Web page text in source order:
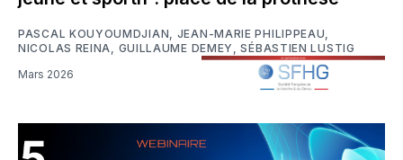
PASCAL KOUYOUMDJIAN JEAN-MARIE PHILIPPEAU
NICOLAS REINA
GUILLAUME DEMEY ,SÉBASTIEN LUSTIG
Mars 2026